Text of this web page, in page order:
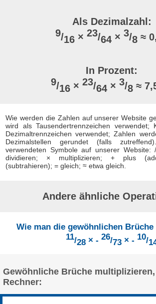
Als Dezimalzahl:
9/16 × 23/64 × 3/8≈
In Prozent:
9/16 × 23/64 × 3/8≈
Wie werden die Zahlen auf unserer Website
wird als Tausendertrennzeichen
Dezimaltrennzeichen verwendet; Zahlen
Dezimalstellen gerundet (falls
verwendeten Symbole auf unserer
dividieren; × multiplizieren; + plus
(subtrahieren); = gleich; ≈ etwa gleich.
Andere ähnliche
Wie man die gewöhnlichen
11/28 × - 26/73 × - 10/
Gewöhnliche Brüche
Rechner: